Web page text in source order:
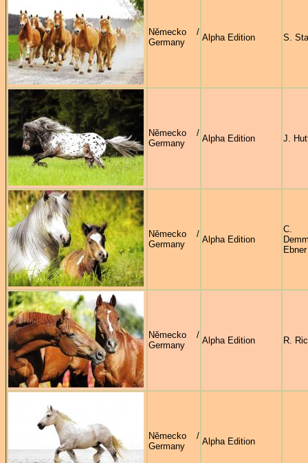
Německo /
Germany
Alpha Edition S.
Německo /
Germany
Alpha Edition J.
Německo /
Germany
Alpha Edition
C.
Ebner
Německo /
Germany
Alpha Edition R.
Německo /
Germany
Alpha Edition